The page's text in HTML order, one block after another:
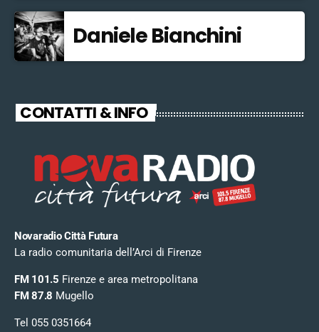
Daniele Bianchini
CONTATTI & INFO
Novaradio Città Futura
La radio comunitaria dell’Arci di Firenze
FM 101.5 Firenze e area metropolitana
FM 87.8 Mugello
Tel 055 0351664